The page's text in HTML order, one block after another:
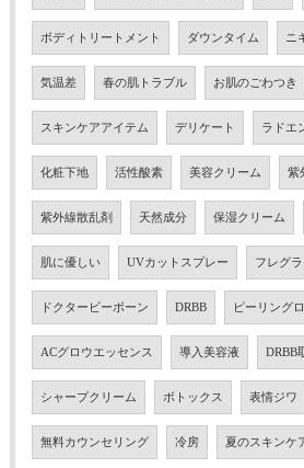
ボディトリートメント ダウンタイム ニ
気温差 春の肌トラブル お肌のごわつき
スキンケアアイテム デリケート ラドエ
化粧下地 活性酸素 美容クリーム 紫
紫外線散乱剤 天然成分 保湿クリーム
肌に優しい UVカットスプレー フレグラ
ドクタービーボーン DRBB ピーリング
ACグロウエッセンス 導入美容液 DRBB
シャープクリーム ボトックス 表情ジワ
無料カウンセリング 冷房 夏のスキンケ